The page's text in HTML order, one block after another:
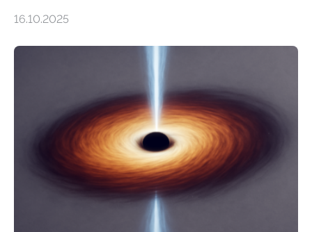
Größenordnung von Atomen gilt, deren physikalische
Quantenmotoren voranbringen. Das
Wissenschaftsjournal Science Advances veröffentlichte
die Herleitung. (DOI: 10.1126/sciadv.adw8462)
Verbrennungsmotoren oder Dampfturbinen sind
Wärmekraftmaschinen: Sie wandeln thermische
Energie in mechanische Bewegung um – oder anders
ausgedrückt, Wärme in Bewegung. In
quantenmechanischen Experimenten ist es in den…
16.10.2025